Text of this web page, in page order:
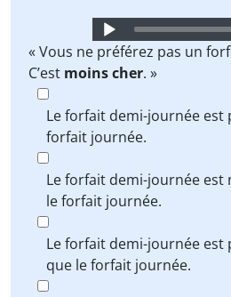
Audio
Player
« Vous ne préférez pas un
C’est moins cher. »
Le forfait demi-journée est
forfait journée.
Le forfait demi-journée est
le forfait journée.
Le forfait demi-journée est
que le forfait journée.